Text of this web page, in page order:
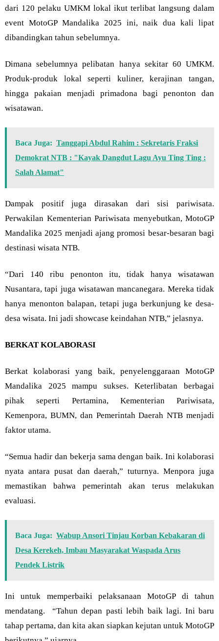
dari 120 pelaku UMKM lokal ikut terlibat langsung dalam
event MotoGP Mandalika 2025 ini, naik dua kali lipat
dibandingkan tahun sebelumnya.
Dimana sebelumnya pelibatan hanya sekitar 60 UMKM.
Produk-produk lokal seperti kuliner, kerajinan tangan,
hingga pakaian menjadi primadona bagi penonton dan
wisatawan.
Baca Juga: Tanggapi Abdul Rahim : Sekretaris Fraksi
Demokrat NTB : "Kayak Dangdut Lagu Ayu Ting Ting :
Salah Alamat"
Dampak positif juga dirasakan dari sisi pariwisata.
Perwakilan Kementerian Pariwisata menyebutkan, MotoGP
Mandalika 2025 menjadi ajang promosi besar-besaran bagi
destinasi wisata NTB.
“Dari 140 ribu penonton itu, tidak hanya wisatawan
Nusantara, tapi juga wisatawan mancanegara. Mereka tidak
hanya menonton balapan, tetapi juga berkunjung ke desa-
desa wisata. Ini jadi showcase keindahan NTB,” jelasnya.
BERKAT KOLABORASI
Berkat kolaborasi yang baik, penyelenggaraan MotoGP
Mandalika 2025 mampu sukses. Keterlibatan berbagai
pihak seperti Pertamina, Kementerian Pariwisata,
Kemenpora, BUMN, dan Pemerintah Daerah NTB menjadi
faktor utama.
“Semua hadir dan bekerja sama dengan baik. Ini kolaborasi
nyata antara pusat dan daerah,” tuturnya. Menpora juga
memastikan bahwa pemerintah akan terus melakukan
evaluasi.
Baca Juga: Wabup Ansori Tinjau Korban Kebakaran di
Desa Kerekeh, Imbau Masyarakat Waspada Arus
Pendek Listrik
Ini untuk memperbaiki pelaksanaan MotoGP di tahun
mendatang. “Tahun depan pasti lebih baik lagi. Ini baru
tahap pertama, dan kita akan siapkan kejutan untuk MotoGP